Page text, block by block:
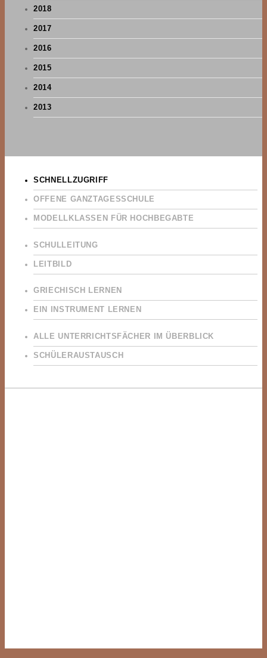
2018
2017
2016
2015
2014
2013
SCHNELLZUGRIFF
OFFENE GANZTAGESSCHULE
MODELLKLASSEN FÜR HOCHBEGABTE
SCHULLEITUNG
LEITBILD
GRIECHISCH LERNEN
EIN INSTRUMENT LERNEN
ALLE UNTERRICHTSFÄCHER IM ÜBERBLICK
SCHÜLERAUSTAUSCH